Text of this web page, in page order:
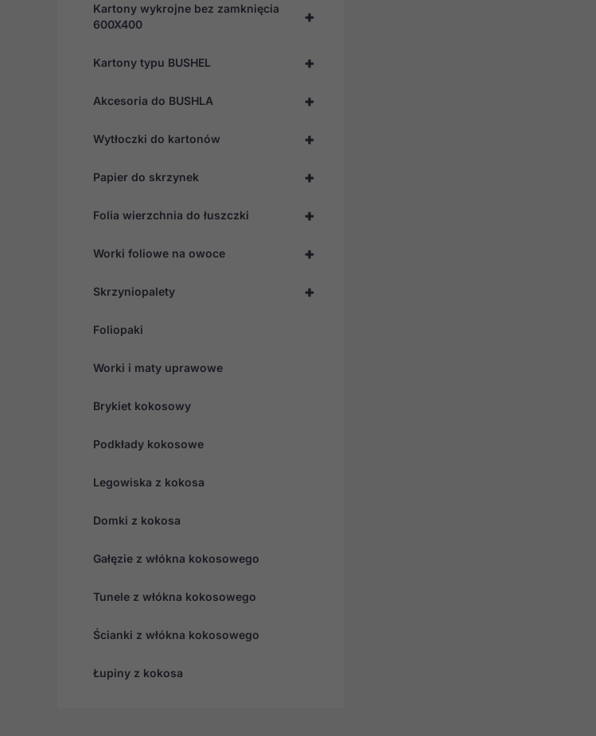
+
Kartony wykrojne bez zamknięcia
600X400
+
Kartony typu BUSHEL
+
Akcesoria do BUSHLA
+
Wytłoczki do kartonów
+
Papier do skrzynek
+
Folia wierzchnia do łuszczki
+
Worki foliowe na owoce
+
Skrzyniopalety
Foliopaki
Worki i maty uprawowe
Brykiet kokosowy
Podkłady kokosowe
Legowiska z kokosa
Domki z kokosa
Gałęzie z włókna kokosowego
Tunele z włókna kokosowego
Ścianki z włókna kokosowego
Łupiny z kokosa